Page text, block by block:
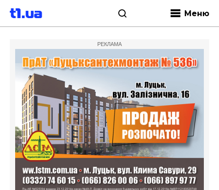
Меню
РЕКЛАМА